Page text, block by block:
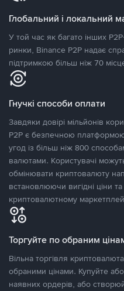
Глобальний і локальний
У той час як багато інших
ринки, Binance P2P надає
підтримкою більш ніж 70
Гнучкі способи оплати
Завдяки довірі мільйонів
P2P є безпечною
угод із більш ніж 800
валютами. Користувачі
обмінювати криптовалюту
встановлюючи вигідні ціни
криптовалютному
Торгуйте по обраним
Вільна торгівля
обраними цінами. Купуйте
наявних ордерів, або